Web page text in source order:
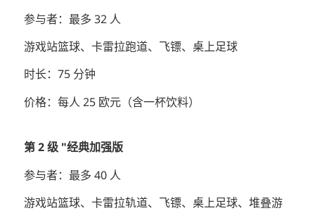
参与者：最多 32 人
游戏站篮球、卡雷拉跑道、飞镖、桌上足球
时长：75 分钟
价格：每人 25 欧元（含一杯饮料）
第 2 级 "经典加强版
参与者：最多 40 人
游戏站篮球、卡雷拉轨道、飞镖、桌上足球、堆叠游